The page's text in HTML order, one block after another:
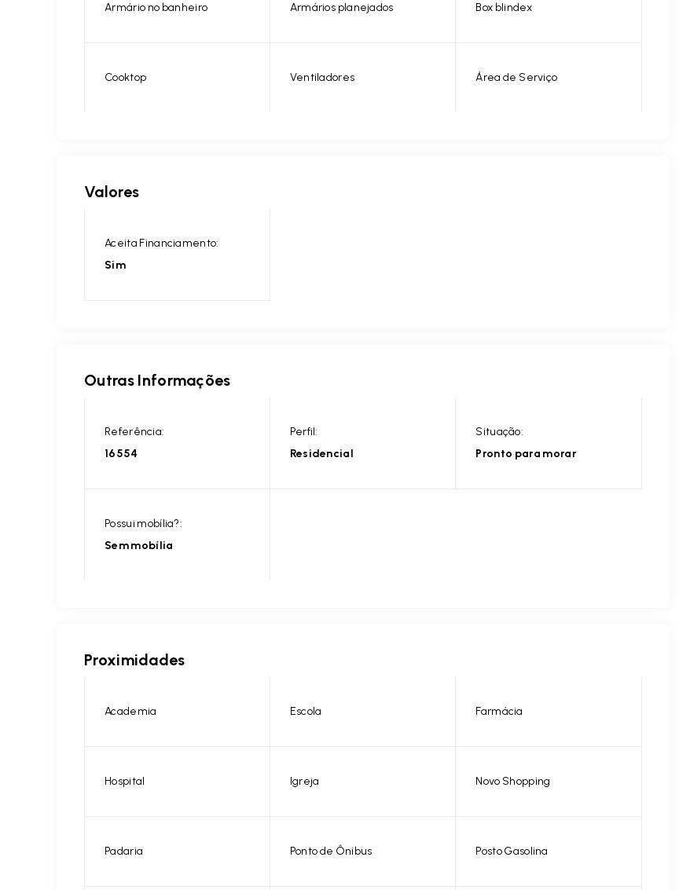
Armário no banheiro Armários planejados Box blindex
Cooktop Ventiladores Área de Serviço
Valores
Aceita Financiamento:
Sim
Outras Informações
Referência:
16554
Perfil:
Residencial
Situação:
Pronto para morar
Possui mobília?:
Sem mobília
Proximidades
Academia Escola Farmácia
Hospital Igreja Novo Shopping
Padaria Ponto de Ônibus Posto Gasolina